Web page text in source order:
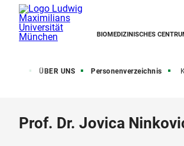
BIOMEDIZINISCHES
ÜBER UNS Personenverzeichnis
Prof. Dr. Jovica